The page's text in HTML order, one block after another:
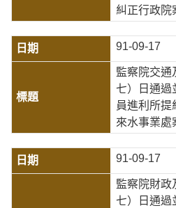
糾正行政院
91-09-17
監察院交通
七）日通過
員進利所提
來水事業處
91-09-17
監察院財政
七）日通過